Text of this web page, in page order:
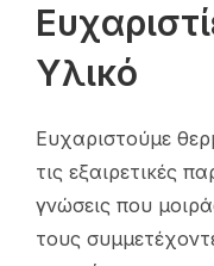
Υλικό
Ευχαριστούμε
τις εξαιρετικές
γνώσεις που
τους